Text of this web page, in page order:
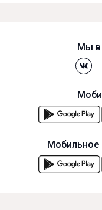
Мы в
Мобильное